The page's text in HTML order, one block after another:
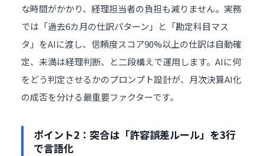
な時間がかかり、経理担当者の負担も減りません。実務
では「過去6カ月の仕訳パターン」と「勘定科目マス
タ」をAIに渡し、信頼度スコア90%以上の仕訳は自動確
定、未満は経理判断、と二段構えで運用します。AIに何
をどう判定させるかのプロンプト設計が、月次決算AI化
の成否を分ける最重要ファクターです。
ポイント2：突合は「許容誤差ルール」を3行
で言語化